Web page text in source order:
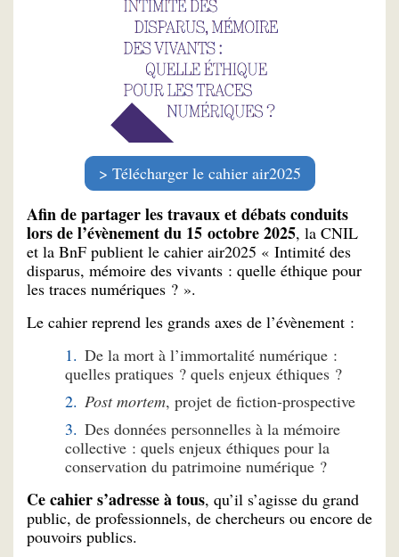
Télécharger le cahier air2025
Afin de partager les travaux et débats conduits
lors de l’évènement du 15 octobre 2025, la CNIL
et la BnF publient le cahier air2025 « Intimité des
disparus, mémoire des vivants : quelle éthique pour
les traces numériques ? ».
Le cahier reprend les grands axes de l’évènement :
De la mort à l’immortalité numérique :
quelles pratiques ? quels enjeux éthiques ?
Post mortem, projet de fiction-prospective
Des données personnelles à la mémoire
collective : quels enjeux éthiques pour la
conservation du patrimoine numérique ?
Ce cahier s’adresse à tous, qu’il s’agisse du grand
public, de professionnels, de chercheurs ou encore de
pouvoirs publics.